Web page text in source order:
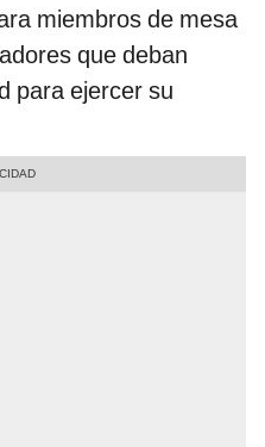
miembros de mesa
que deban
para ejercer su